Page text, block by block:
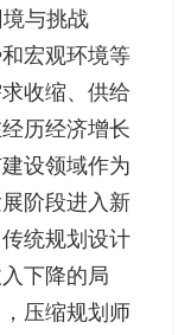
与挑战
宏观环境等
收缩、供给
历经济增长
设领域作为
阶段进入新
统规划设计
下降的局
压缩规划师